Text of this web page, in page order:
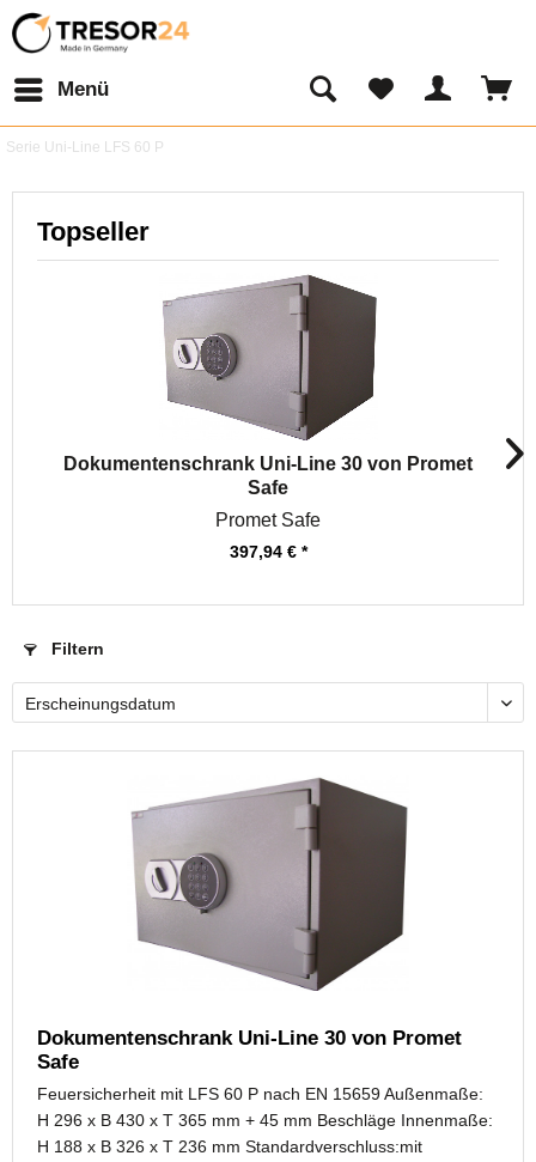
Menü
Serie Uni-Line LFS 60 P
Topseller
Dokumentenschrank Uni-Line 30 von Promet
Safe
Promet Safe
397,94 € *
Filtern
Dokumentenschrank Uni-Line 30 von Promet
Safe
Feuersicherheit mit LFS 60 P nach EN 15659 Außenmaße:
H 296 x B 430 x T 365 mm + 45 mm Beschläge Innenmaße:
H 188 x B 326 x T 236 mm Standardverschluss:mit